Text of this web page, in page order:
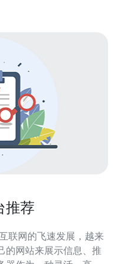
推荐
的网站来展示信息、推